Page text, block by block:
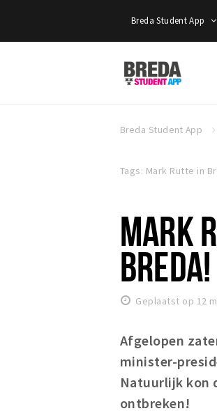
Breda Student App
Breda
Student
Breda Student App
Tags: Mark Rutte in
MARK
BREDA!
Geplaatst op 12
Afgelopen
minister-
Natuurlijk kon
ontbreken!